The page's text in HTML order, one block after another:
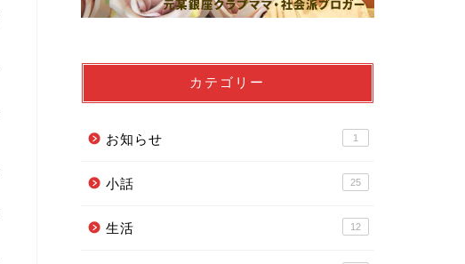
カテゴリー
お知らせ 1
小話 25
生活 12